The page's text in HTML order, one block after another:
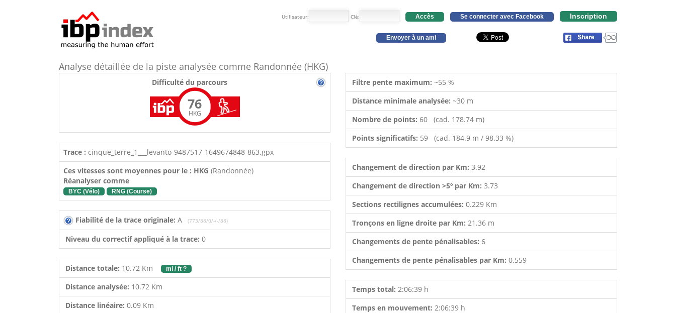
Utilisateur: Clé: Accès Se connecter avec Facebook Inscription
Envoyer à un ami
Analyse détaillée de la piste analysée comme Randonnée (HKG)
Difficulté du parcours
76
HKG
Trace : cinque_terre_1___levanto-9487517-1649674848-863.gpx
Ces vitesses sont moyennes pour le : HKG (Randonnée)
Réanalyser comme
BYC (Vélo) RNG (Course)
Fiabilité de la trace originale: A (773/88/0/-/-/88)
Niveau du correctif appliqué à la trace: 0
Distance totale: 10.72 Km mi / ft ?
Distance analysée: 10.72 Km
Distance linéaire: 0.09 Km
Filtre pente maximum: ~55 %
Distance minimale analysée: ~30 m
Nombre de points: 60 (cad. 178.74 m)
Points significatifs: 59 (cad. 184.9 m / 98.33 %)
Changement de direction par Km: 3.92
Changement de direction >5º par Km: 3.73
Sections rectilignes accumulées: 0.229 Km
Tronçons en ligne droite par Km: 21.36 m
Changements de pente pénalisables: 6
Changements de pente pénalisables par Km: 0.559
Temps total: 2:06:39 h
Temps en mouvement: 2:06:39 h